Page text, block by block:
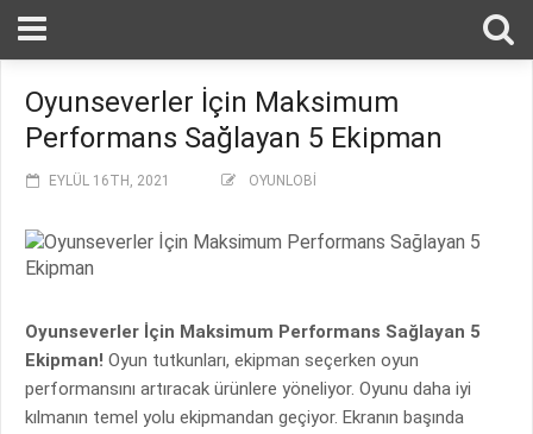
Oyunseverler İçin Maksimum
Performans Sağlayan 5 Ekipman
EYLÜL 16TH, 2021 OYUNLOBI
Oyunseverler İçin Maksimum Performans Sağlayan 5
Ekipman! Oyun tutkunları, ekipman seçerken oyun
performansını artıracak ürünlere yöneliyor. Oyunu daha iyi
kılmanın temel yolu ekipmandan geçiyor. Ekranın başında